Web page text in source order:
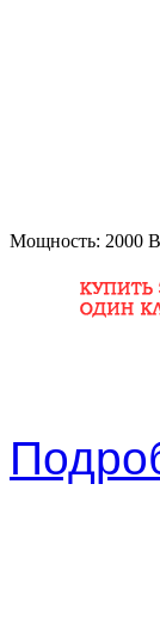
Мощность: 2000